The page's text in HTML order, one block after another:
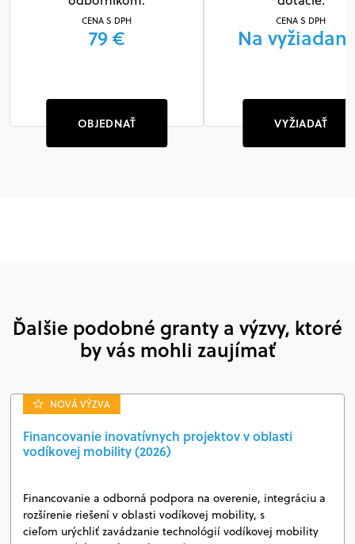
CENA S DPH
79 €
OBJEDNAŤ
CENA S DPH
Na
VYŽIADAŤ
Ďalšie podobné granty a výzvy, ktoré
by vás mohli zaujímať
NOVÁ VÝZVA
Financovanie inovatívnych projektov v oblasti
vodíkovej mobility (2026)
Financovanie a odborná podpora na overenie, integráciu a
rozšírenie riešení v oblasti vodíkovej mobility, s
cieľom urýchliť zavádzanie technológií vodíkovej mobility